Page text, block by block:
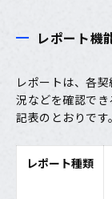
レポート機
レポートは、各
況などを確認で
記表のとおりです。
レポート種類